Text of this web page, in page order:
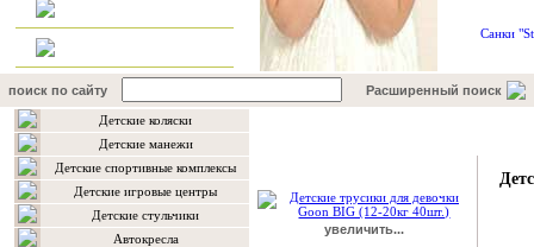
Cанки
поиск по сайту Расширенный поиск
Детские коляски
Детские манежи
Детские спортивные комплексы
Детские игровые центры
Детские стульчики
Автокресла
увеличить...